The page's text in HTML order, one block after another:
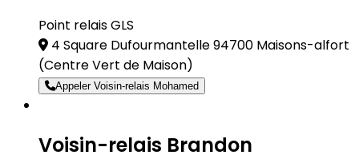
Point relais GLS
4 Square Dufourmantelle 94700 Maisons-alfort
(Centre Vert de Maison)
Appeler Voisin-relais Mohamed
Voisin-relais Brandon